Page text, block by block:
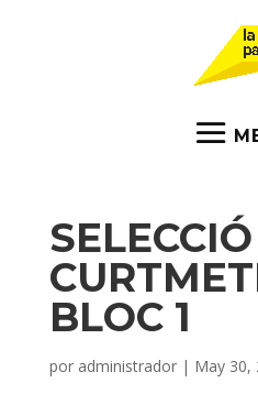
BLOC 1
por administrador| May 30,